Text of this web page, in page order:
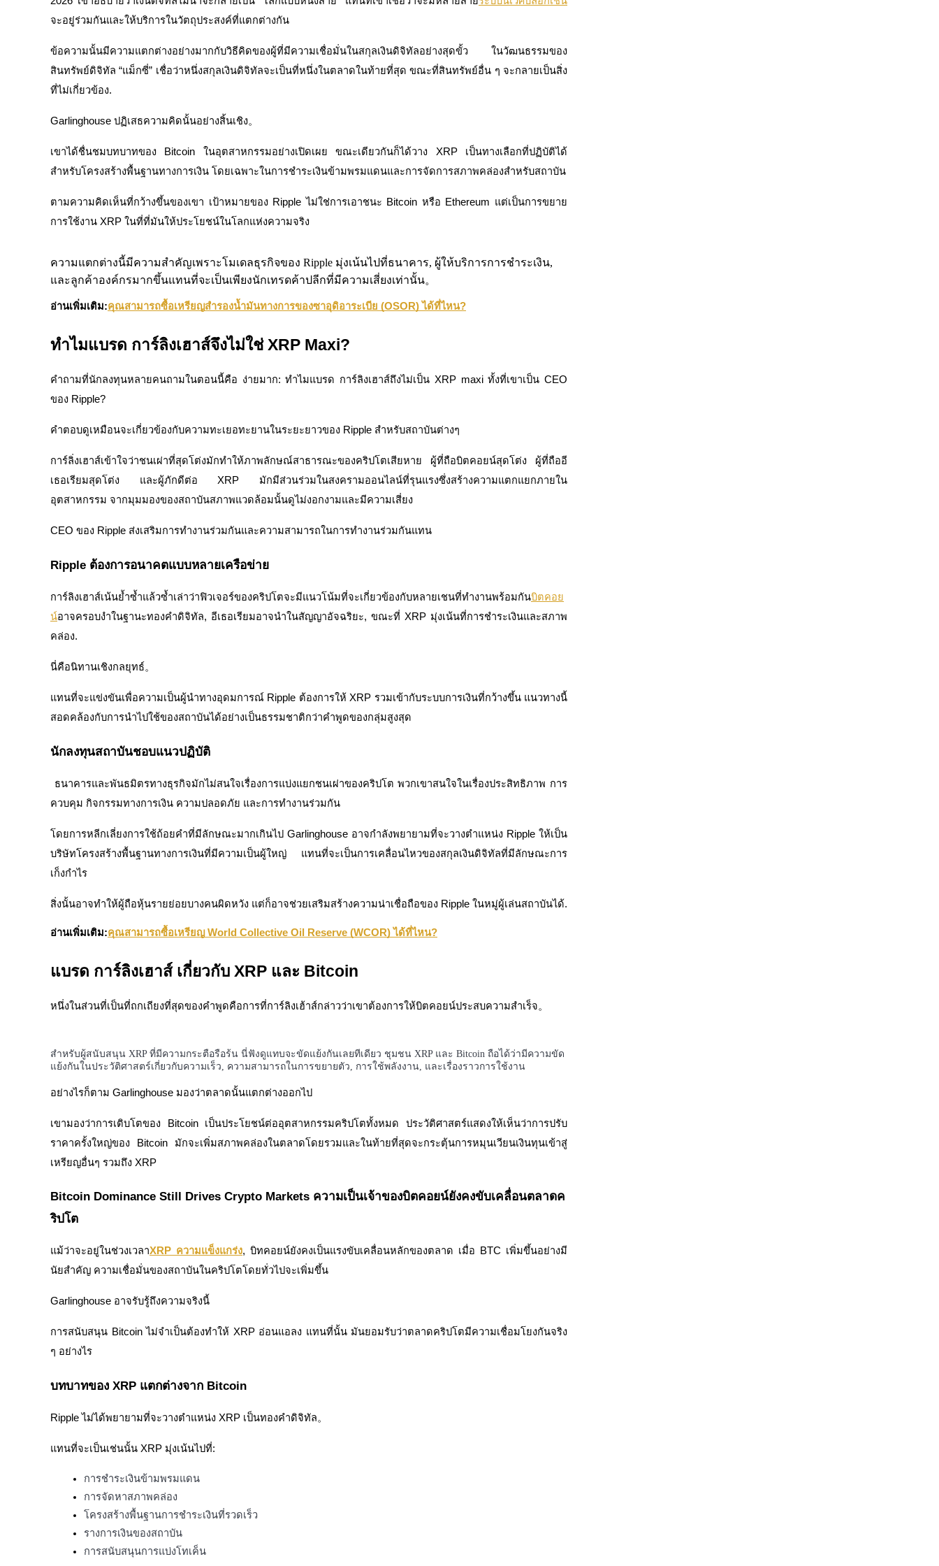
เป็นเทรดเดอร์คัดลอก
เพลิดเพลินกับการแบ่งปันผลกำไรและค่าคอมมิชชั่นการคัดลอกการซื้อขาย
การวิเคราะห์ข้อมูลขนาดใหญ่ รวมถึงข้อมูลการค้า ฯลฯ
คู่มือเริ่มต้นฟิวเจอร์ส
กลยุทธ์การซื้อขาย
การปักหลัก
ผลตอบแทนสูงและเข้าถึงได้ทันที
Launchpool
การเซ้งแบบยืดหยุ่นเพื่อรับโทเคนยอดนิยม
การล็อค BTR
การลงทุนพิเศษสำหรับผู้ถือ BTR
จะอยู่ร่วมกันและให้บริการในวัตถุประสงค์ที่แตกต่างกัน
ข้อความนั้นมีความแตกต่างอย่างมากกับวิธีคิดของผู้ที่มีความเชื่อมั่นในสกุลเงินดิจิทัลอย่างสุดขั้ว ในวัฒนธรรมของ
สินทรัพย์ดิจิทัล “แม็กซี่” เชื่อว่าหนึ่งสกุลเงินดิจิทัลจะเป็นที่หนึ่งในตลาดในท้ายที่สุด ขณะที่สินทรัพย์อื่น ๆ จะกลายเป็นสิ่ง
ที่ไม่เกี่ยวข้อง.
Garlinghouse ปฏิเสธความคิดนั้นอย่างสิ้นเชิง。
เขาได้ชื่นชมบทบาทของ Bitcoin ในอุตสาหกรรมอย่างเปิดเผย ขณะเดียวกันก็ได้วาง XRP เป็นทางเลือกที่ปฏิบัติได้
สำหรับโครงสร้างพื้นฐานทางการเงิน โดยเฉพาะในการชำระเงินข้ามพรมแดนและการจัดการสภาพคล่องสำหรับสถาบัน
ตามความคิดเห็นที่กว้างขึ้นของเขา เป้าหมายของ Ripple ไม่ใช่การเอาชนะ Bitcoin หรือ Ethereum แต่เป็นการขยาย
การใช้งาน XRP ในที่ที่มันให้ประโยชน์ในโลกแห่งความจริง
ความแตกต่างนี้มีความสำคัญเพราะโมเดลธุรกิจของ Ripple มุ่งเน้นไปที่ธนาคาร, ผู้ให้บริการการชำระเงิน,
และลูกค้าองค์กรมากขึ้นแทนที่จะเป็นเพียงนักเทรดค้าปลีกที่มีความเสี่ยงเท่านั้น。
อ่านเพิ่มเติม:คุณสามารถซื้อเหรียญสำรองน้ำมันทางการของซาอุดิอาระเบีย (OSOR) ได้ที่ไหน?
ทำไมแบรด การ์ลิงเฮาส์จึงไม่ใช่ XRP Maxi?
คำถามที่นักลงทุนหลายคนถามในตอนนี้คือ ง่ายมาก: ทำไมแบรด การ์ลิงเฮาส์ถึงไม่เป็น XRP maxi ทั้งที่เขาเป็น CEO
ของ Ripple?
คำตอบดูเหมือนจะเกี่ยวข้องกับความทะเยอทะยานในระยะยาวของ Ripple สำหรับสถาบันต่างๆ
การ์ลิ่งเฮาส์เข้าใจว่าชนเผ่าที่สุดโต่งมักทำให้ภาพลักษณ์สาธารณะของคริปโตเสียหาย ผู้ที่ถือบิตคอยน์สุดโต่ง ผู้ที่ถืออี
เธอเรียมสุดโต่ง และผู้ภักดีต่อ XRP มักมีส่วนร่วมในสงครามออนไลน์ที่รุนแรงซึ่งสร้างความแตกแยกภายใน
อุตสาหกรรม จากมุมมองของสถาบันสภาพแวดล้อมนั้นดูไม่งอกงามและมีความเสี่ยง
CEO ของ Ripple ส่งเสริมการทำงานร่วมกันและความสามารถในการทำงานร่วมกันแทน
Ripple ต้องการอนาคตแบบหลายเครือข่าย
การ์ลิงเฮาส์เน้นย้ำซ้ำแล้วซ้ำเล่าว่าฟิวเจอร์ของคริปโตจะมีแนวโน้มที่จะเกี่ยวข้องกับหลายเชนที่ทำงานพร้อมกันบิตคอย
น์อาจครอบงำในฐานะทองคำดิจิทัล, อีเธอเรียมอาจนำในสัญญาอัจฉริยะ, ขณะที่ XRP มุ่งเน้นที่การชำระเงินและสภาพ
คล่อง.
นี่คือนิทานเชิงกลยุทธ์。
แทนที่จะแข่งขันเพื่อความเป็นผู้นำทางอุดมการณ์ Ripple ต้องการให้ XRP รวมเข้ากับระบบการเงินที่กว้างขึ้น แนวทางนี้
สอดคล้องกับการนำไปใช้ของสถาบันได้อย่างเป็นธรรมชาติกว่าคำพูดของกลุ่มสูงสุด
นักลงทุนสถาบันชอบแนวปฏิบัติ
ธนาคารและพันธมิตรทางธุรกิจมักไม่สนใจเรื่องการแบ่งแยกชนเผ่าของคริปโต พวกเขาสนใจในเรื่องประสิทธิภาพ การ
ควบคุม กิจกรรมทางการเงิน ความปลอดภัย และการทำงานร่วมกัน
โดยการหลีกเลี่ยงการใช้ถ้อยคำที่มีลักษณะมากเกินไป Garlinghouse อาจกำลังพยายามที่จะวางตำแหน่ง Ripple ให้เป็น
บริษัทโครงสร้างพื้นฐานทางการเงินที่มีความเป็นผู้ใหญ่ แทนที่จะเป็นการเคลื่อนไหวของสกุลเงินดิจิทัลที่มีลักษณะการ
เก็งกำไร
สิ่งนั้นอาจทำให้ผู้ถือหุ้นรายย่อยบางคนผิดหวัง แต่ก็อาจช่วยเสริมสร้างความน่าเชื่อถือของ Ripple ในหมู่ผู้เล่นสถาบันได้.
อ่านเพิ่มเติม:คุณสามารถซื้อเหรียญ World Collective Oil Reserve (WCOR) ได้ที่ไหน?
แบรด การ์ลิงเฮาส์ เกี่ยวกับ XRP และ Bitcoin
หนึ่งในส่วนที่เป็นที่ถกเถียงที่สุดของคำพูดคือการที่การ์ลิงเฮ้าส์กล่าวว่าเขาต้องการให้บิตคอยน์ประสบความสำเร็จ。
สำหรับผู้สนับสนุน XRP ที่มีความกระตือรือร้น นี่ฟังดูแทบจะขัดแย้งกันเลยทีเดียว ชุมชน XRP และ Bitcoin ถือได้ว่ามีความขัด
แย้งกันในประวัติศาสตร์เกี่ยวกับความเร็ว, ความสามารถในการขยายตัว, การใช้พลังงาน, และเรื่องราวการใช้งาน
อย่างไรก็ตาม Garlinghouse มองว่าตลาดนั้นแตกต่างออกไป
เขามองว่าการเติบโตของ Bitcoin เป็นประโยชน์ต่ออุตสาหกรรมคริปโตทั้งหมด ประวัติศาสตร์แสดงให้เห็นว่าการปรับ
ราคาครั้งใหญ่ของ Bitcoin มักจะเพิ่มสภาพคล่องในตลาดโดยรวมและในท้ายที่สุดจะกระตุ้นการหมุนเวียนเงินทุนเข้าสู่
เหรียญอื่นๆ รวมถึง XRP
Bitcoin Dominance Still Drives Crypto Markets ความเป็นเจ้าของบิตคอยน์ยังคงขับเคลื่อนตลาดค
ริปโต
แม้ว่าจะอยู่ในช่วงเวลาXRP ความแข็งแกร่ง, บิทคอยน์ยังคงเป็นแรงขับเคลื่อนหลักของตลาด เมื่อ BTC เพิ่มขึ้นอย่างมี
นัยสำคัญ ความเชื่อมั่นของสถาบันในคริปโตโดยทั่วไปจะเพิ่มขึ้น
Garlinghouse อาจรับรู้ถึงความจริงนี้
การสนับสนุน Bitcoin ไม่จำเป็นต้องทำให้ XRP อ่อนแอลง แทนที่นั้น มันยอมรับว่าตลาดคริปโตมีความเชื่อมโยงกันจริง
ๆ อย่างไร
บทบาทของ XRP แตกต่างจาก Bitcoin
Ripple ไม่ได้พยายามที่จะวางตำแหน่ง XRP เป็นทองคำดิจิทัล。
แทนที่จะเป็นเช่นนั้น XRP มุ่งเน้นไปที่:
การชำระเงินข้ามพรมแดน
การจัดหาสภาพคล่อง
โครงสร้างพื้นฐานการชำระเงินที่รวดเร็ว
รางการเงินของสถาบัน
การสนับสนุนการแบ่งโทเค็น